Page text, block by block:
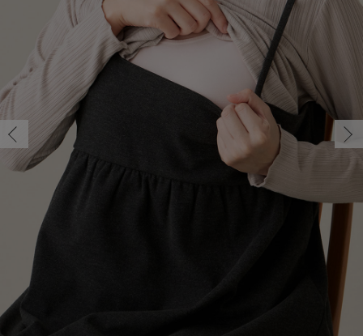
マタニティ パンツ
マタニティ スカート
マタニティ トップス
マタニティ アウター（コート）・ママコート
マタニティ ショーツ
妊婦帯・腹帯・産前ガードル
マタニティ 授乳 キャミソール
産褥ショーツ
骨盤・マタニティベルト （妊娠中・産後）
産後 ガードル インナー
マタニティ 腹巻き
授乳トップス
マタニティ オフィス 通勤服
マタニティ ドレス（結婚式・お呼ばれ）
マタニティ フォーマル パンツ・ボトムス
マタニティレギンス
【アウトレット】トップス・授乳トップス
【アウトレット】ボトムス
【アウトレット】パジャマ
【アウトレット】インナー
【アウトレット】ベビー
見えてもカワイイ
コットン素材
冷房対策
接触冷感素材
Tシャツブラ
ブラトップ
親子セット
快適機能ウェア特集 トップス
再入荷｜アウター トップス
パンツ
スカート
パジャマ
インナー
雑貨
MAX55%OFF ブラック
【37周年祭セール】
【〜10℃】3月中旬
涼しくて可愛い「ワ
デニム
レギンス
オフィス
きれいめトップス派
きれいめスカート派
きれいめ美脚パンツ派
ツィード派
王道シンプル派
セットアップ派
マタニティインナー
ベビー
【オフィスカジュア
パンツタイプ
【フォーマル】ボト
【フォーマル】トッ
【ベビー】半袖
【ベビー】グッズ
2WAYオール
コンビ肌着
短肌着
セット
快適ウェア10%OFF
Aライン ・フレアワ
Iライン ・タイトシル
ジャンパースカート/
ワーク・オフィス
カジュアル
フォーマル / オケー
あったかアイテム｜
〜5,000円（税込）
〜10,000円（税込）
10,001円（税込）〜
女の子におススメの
男の子におススメの
定番ギフト
もらって嬉しいギフト
かわいくておもしろ
何枚あっても嬉しい
長く使えるアイテム
綿混素材
腹巻・ひざ上パンツ
保温&リカバリー
レギンス・タイツ
カップ付きインナー
あったか度◎
赤ちゃんへ使うもの
産後に使うグッズ
【冬のあったか特集
【冬のあったか特集
【冬のあったか特集